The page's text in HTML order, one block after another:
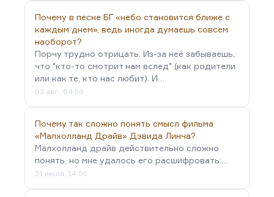
Почему в песне БГ «небо становится ближе с
каждым днем», ведь иногда думаешь совсем
наоборот?
Порчу трудно отрицать. Из-за неё забываешь,
что "кто-то смотрит нам вслед" (как родители
или как те, кто нас любит). И…
03 авг., 04:58
Почему так сложно понять смысл фильма
«Малхолланд Драйв» Дэвида Линча?
Малхолланд драйв действительно сложно
понять, но мне удалось его расшифровать:…
31 июля, 14:05